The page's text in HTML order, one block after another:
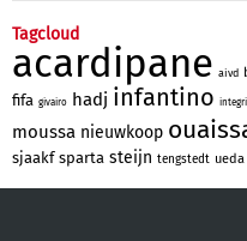
Tagcloud
acardipane aivd
fifa givairo hadj infantino
moussa nieuwkoop
sjaakf sparta steijn tengstedt ueda